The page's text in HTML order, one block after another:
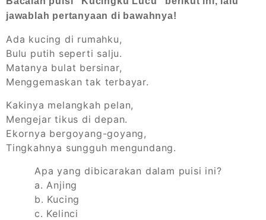
jawablah pertanyaan di bawahnya!
Ada kucing di rumahku,
Bulu putih seperti salju.
Matanya bulat bersinar,
Menggemaskan tak terbayar.
Kakinya melangkah pelan,
Mengejar tikus di depan.
Ekornya bergoyang-goyang,
Tingkahnya sungguh mengundang.
Apa yang dibicarakan dalam puisi ini?
a. Anjing
b. Kucing
c. Kelinci